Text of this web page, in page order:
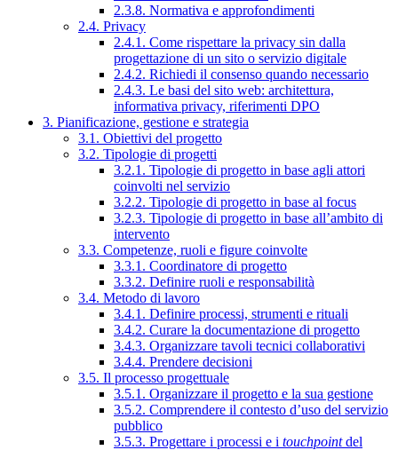
2.3.8. Normativa e approfondimenti
2.4. Privacy
2.4.1. Come rispettare la privacy sin dalla
progettazione di un sito o servizio digitale
2.4.2. Richiedi il consenso quando necessario
2.4.3. Le basi del sito web: architettura,
informativa privacy, riferimenti DPO
3. Pianificazione, gestione e strategia
3.1. Obiettivi del progetto
3.2. Tipologie di progetti
3.2.1. Tipologie di progetto in base agli attori
coinvolti nel servizio
3.2.2. Tipologie di progetto in base al focus
3.2.3. Tipologie di progetto in base all’ambito di
intervento
3.3. Competenze, ruoli e figure coinvolte
3.3.1. Coordinatore di progetto
3.3.2. Definire ruoli e responsabilità
3.4. Metodo di lavoro
3.4.1. Definire processi, strumenti e rituali
3.4.2. Curare la documentazione di progetto
3.4.3. Organizzare tavoli tecnici collaborativi
3.4.4. Prendere decisioni
3.5. Il processo progettuale
3.5.1. Organizzare il progetto e la sua gestione
3.5.2. Comprendere il contesto d’uso del servizio
pubblico
3.5.3. Progettare i processi e i touchpointdel